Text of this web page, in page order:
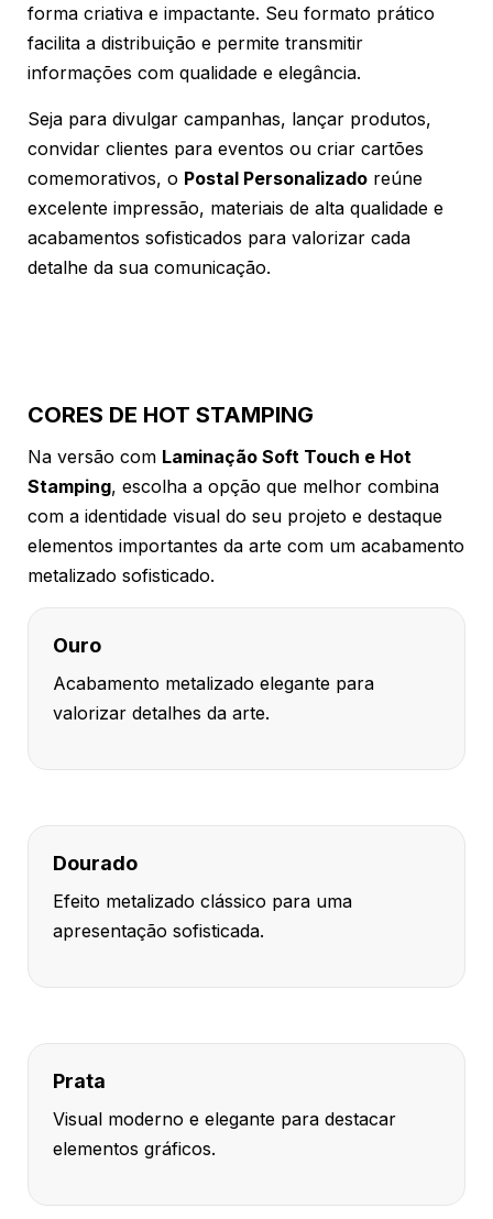
forma criativa e impactante. Seu formato prático
facilita a distribuição e permite transmitir
informações com qualidade e elegância.
Seja para divulgar campanhas, lançar produtos,
convidar clientes para eventos ou criar cartões
comemorativos, o Postal Personalizado reúne
excelente impressão, materiais de alta qualidade e
acabamentos sofisticados para valorizar cada
detalhe da sua comunicação.
CORES DE HOT STAMPING
Na versão com Laminação Soft Touch e Hot
Stamping, escolha a opção que melhor combina
com a identidade visual do seu projeto e destaque
elementos importantes da arte com um acabamento
metalizado sofisticado.
Ouro
Acabamento metalizado elegante para
valorizar detalhes da arte.
Dourado
Efeito metalizado clássico para uma
apresentação sofisticada.
Prata
Visual moderno e elegante para destacar
elementos gráficos.